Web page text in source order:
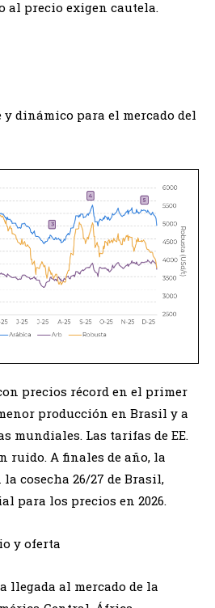
al precio exigen cautela.
y dinámico para el mercado del
precios récord en el primer
producción en Brasil y a
mundiales. Las tarifas de EE.
ruido. A finales de año, la
cosecha 26/27 de Brasil,
para los precios en 2026.
y oferta
llegada al mercado de la